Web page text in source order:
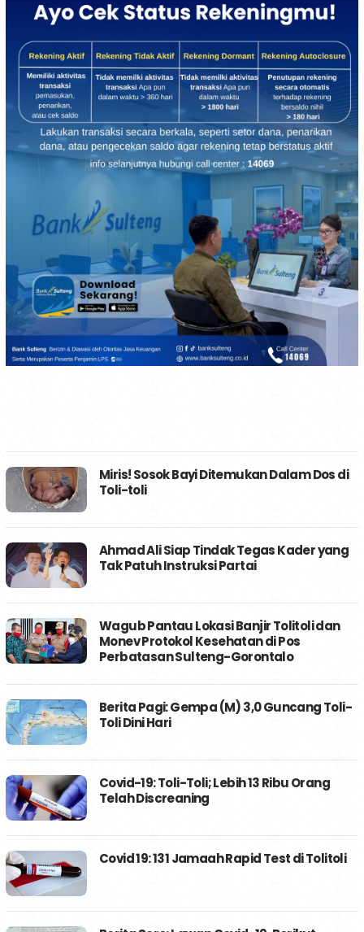
Miris! Sosok Bayi Ditemukan Dalam Dos di
Toli-toli
Ahmad Ali Siap Tindak Tegas Kader yang
Tak Patuh Instruksi Partai
Wagub Pantau Lokasi Banjir Tolitoli dan
Monev Protokol Kesehatan di Pos
Perbatasan Sulteng-Gorontalo
Berita Pagi: Gempa (M) 3,0 Guncang Toli-
Toli Dini Hari
Covid-19: Toli-Toli; Lebih 13 Ribu Orang
Telah Discreaning
Covid 19: 131 Jamaah Rapid Test di Tolitoli